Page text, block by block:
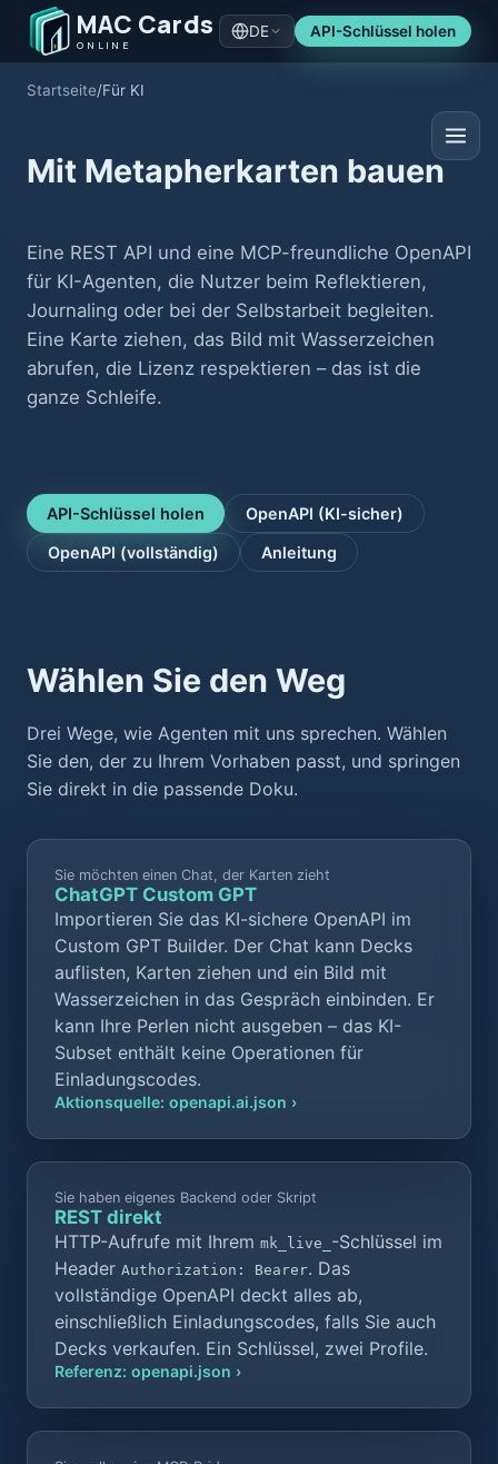
MAC Cards
ONLINE
DE API-Schlüssel holen
Startseite/Für KI
Mit Metapherkarten bauen
Eine REST API und eine MCP-freundliche OpenAPI
für KI-Agenten, die Nutzer beim Reflektieren,
Journaling oder bei der Selbstarbeit begleiten.
Eine Karte ziehen, das Bild mit Wasserzeichen
abrufen, die Lizenz respektieren – das ist die
ganze Schleife.
API-Schlüssel holen OpenAPI (KI-sicher)
OpenAPI (vollständig) Anleitung
Wählen Sie den Weg
Drei Wege, wie Agenten mit uns sprechen. Wählen
Sie den, der zu Ihrem Vorhaben passt, und springen
Sie direkt in die passende Doku.
Sie möchten einen Chat, der Karten zieht
ChatGPT Custom GPT
Importieren Sie das KI-sichere OpenAPI im
Custom GPT Builder. Der Chat kann Decks
auflisten, Karten ziehen und ein Bild mit
Wasserzeichen in das Gespräch einbinden. Er
kann Ihre Perlen nicht ausgeben – das KI-
Subset enthält keine Operationen für
Einladungscodes.
Aktionsquelle: openapi.ai.json ›
Sie haben eigenes Backend oder Skript
REST direkt
HTTP-Aufrufe mit Ihrem mk_live_ -Schlüssel im
Header Authorization: Bearer. Das
vollständige OpenAPI deckt alles ab,
einschließlich Einladungscodes, falls Sie auch
Decks verkaufen. Ein Schlüssel, zwei Profile.
Referenz: openapi.json ›